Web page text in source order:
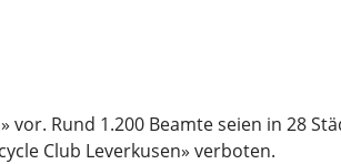
Rund 1.200 Beamte seien in 28
Club Leverkusen» verboten.